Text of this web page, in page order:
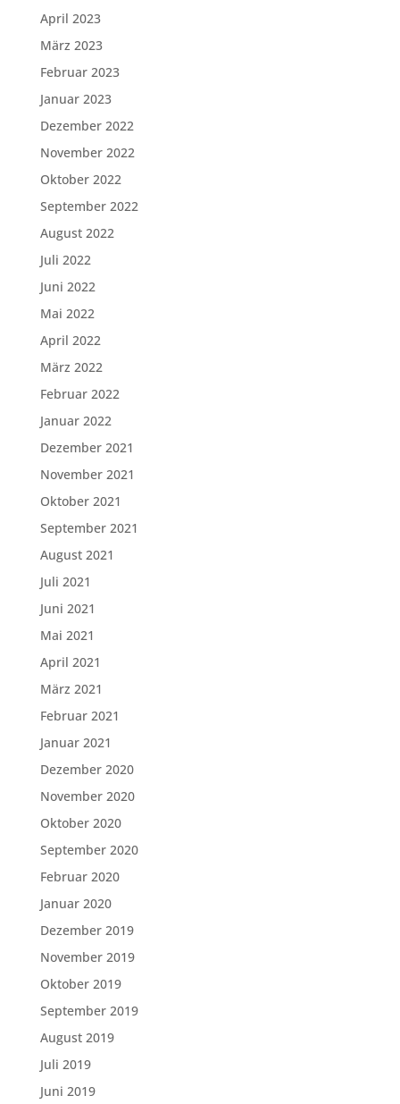
April 2023
März 2023
Februar 2023
Januar 2023
Dezember 2022
November 2022
Oktober 2022
September 2022
August 2022
Juli 2022
Juni 2022
Mai 2022
April 2022
März 2022
Februar 2022
Januar 2022
Dezember 2021
November 2021
Oktober 2021
September 2021
August 2021
Juli 2021
Juni 2021
Mai 2021
April 2021
März 2021
Februar 2021
Januar 2021
Dezember 2020
November 2020
Oktober 2020
September 2020
Februar 2020
Januar 2020
Dezember 2019
November 2019
Oktober 2019
September 2019
August 2019
Juli 2019
Juni 2019